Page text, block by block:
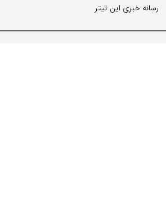
رسانه خبری این تیتر